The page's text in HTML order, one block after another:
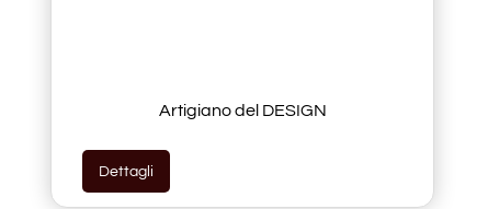
Artigiano del DESIGN
Dettagli